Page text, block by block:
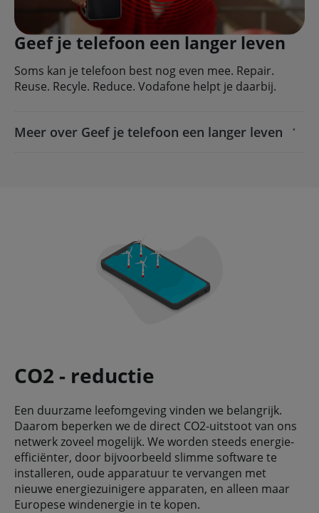
Geef je telefoon een langer leven
Soms kan je telefoon best nog even mee. Repair.
Reuse. Recyle. Reduce. Vodafone helpt je daarbij.
Meer over Geef je telefoon een langer leven
CO2 - reductie
Een duurzame leefomgeving vinden we belangrijk.
Daarom beperken we de direct CO2-uitstoot van ons
netwerk zoveel mogelijk. We worden steeds energie-
efficiënter, door bijvoorbeeld slimme software te
installeren, oude apparatuur te vervangen met
nieuwe energiezuinigere apparaten, en alleen maar
Europese windenergie in te kopen.​